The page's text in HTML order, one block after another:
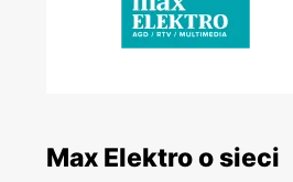
Max Elektro o sieci